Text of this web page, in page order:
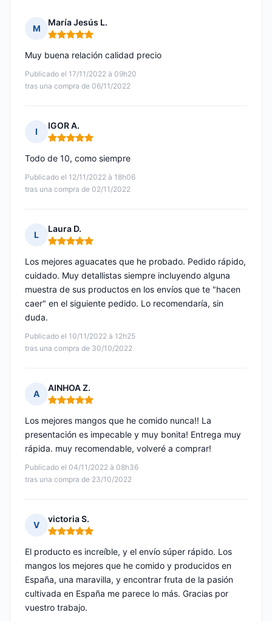
M
María Jesús L.
Nota: 5 de 5
Publicado el 17/11/2022 à 09h20
tras una compra de 06/11/2022
Muy buena relación calidad precio
I
IGOR A.
Nota: 5 de 5
Publicado el 12/11/2022 à 18h06
tras una compra de 02/11/2022
Todo de 10, como siempre
L
Laura D.
Nota: 5 de 5
Publicado el 10/11/2022 à 12h25
tras una compra de 30/10/2022
Los mejores aguacates que he probado. Pedido rápido,
cuidado. Muy detallistas siempre incluyendo alguna
muestra de sus productos en los envíos que te "hacen
caer" en el siguiente pedido. Lo recomendaría, sin
duda.
A
AINHOA Z.
Nota: 5 de 5
Publicado el 04/11/2022 à 08h36
tras una compra de 23/10/2022
Los mejores mangos que he comido nunca!! La
presentación es impecable y muy bonita! Entrega muy
rápida. muy recomendable, volveré a comprar!
V
victoria S.
Nota: 5 de 5
El producto es increíble, y el envío súper rápido. Los
mangos los mejores que he comido y producidos en
España, una maravilla, y encontrar fruta de la pasión
cultivada en España me parece lo más. Gracias por
vuestro trabajo.